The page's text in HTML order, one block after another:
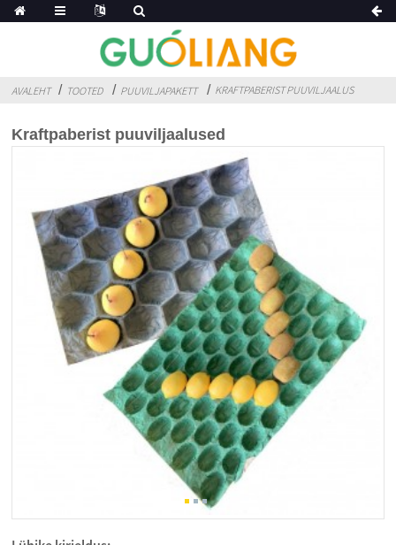
AVALEHT TOOTED PUUVILJAPAKETT KRAFTPABERIST PUUVILJAALUS
Kraftpaberist puuviljaalused